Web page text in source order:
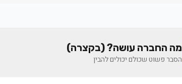
מה החברה עושה? (בקצרה)
הסבר פשוט שכולם יכולים להבין